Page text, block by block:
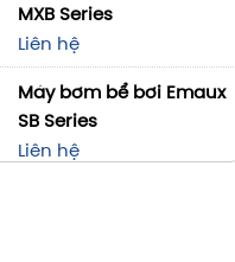
MXB Series
Liên hệ
Máy bơm bể bơi Emaux
SB Series
Liên hệ